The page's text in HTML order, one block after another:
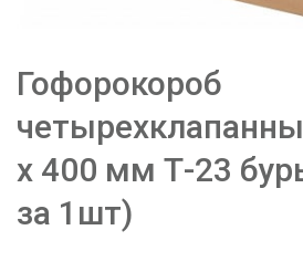
Гофорокороб
х 400 мм Т-23
за 1шт)